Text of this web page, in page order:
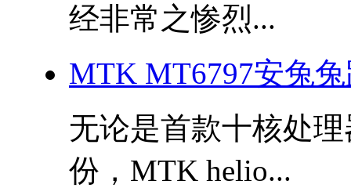
经非常之惨烈...
MTK MT6797安兔
无论是首款十核处
份，MTK helio...